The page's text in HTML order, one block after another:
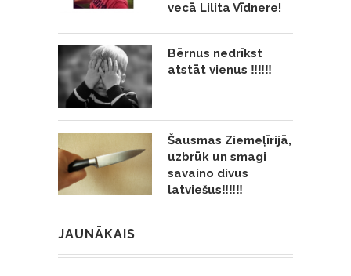
vecā Lilita Vīdnere!
Bērnus nedrīkst
atstāt vienus ‼️‼️‼️
Šausmas Ziemeļīrijā,
uzbrūk un smagi
savaino divus
latviešus‼️‼️‼️
JAUNĀKAIS